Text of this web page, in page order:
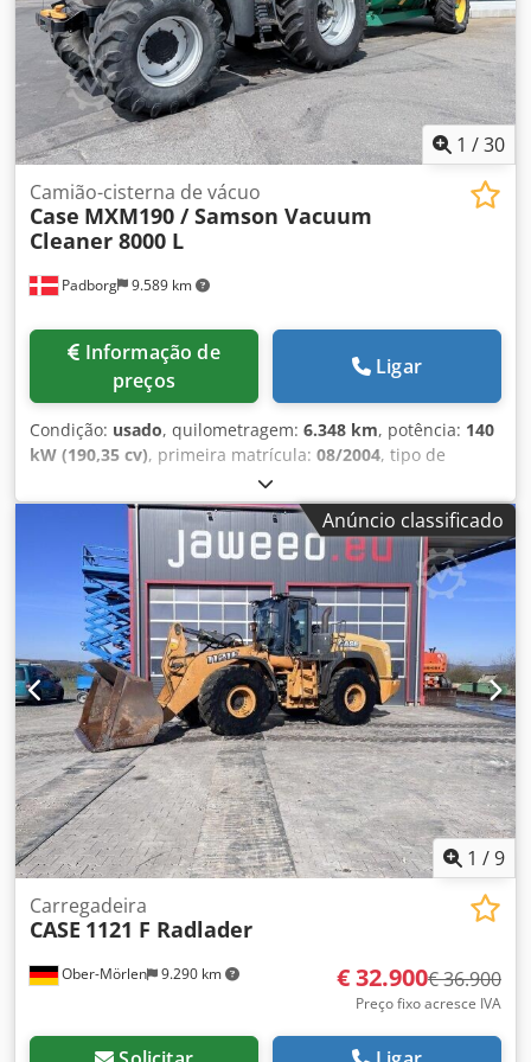
estável em ferro fundido Acionamento elétrico Mesa de
trabalho Estado: usada Aplicações: produção de livros em
capa dura, encadernadoras, gráficas, empresas de
impressão, produção de álbuns, catálogos e capas.
1 /30
Padborg 9.589 km
Camião-cisterna de vácuo
Case MXM190 / Samson Vacuum
Cleaner 8000 L
preços
Ligar
Condição: usado, quilometragem: 6.348 km, potência: 140
kW (190,35 cv), primeira matrícula: 08/2004, tipo de
, Ano de fabrico:
Modelo: MXM190 / Aspirador Samson 8000 L Csdpfx
Aleynq Dbsfsrf Ano: 2004 Condição: Boa Número de série:
ACM231045 Ref. nr.: 8084 Data de registo: Potência: 190 cv
Horas: 6348 Transmissão: Powershift total 19+6 Depósito
de diesel: 1 Capacidade do tanque: 400 L Rádio: ? Assento
pneumático: ? Freio a disco: Freio em banho de óleo
Dimensão do pneu: 600/65R25 + 650/75R38 - 520/70R34
Porcentagem de borracha restante: 60% 90% - 40% Caixa
de ferramentas: ? Sistema hidráulico: ? Fabricante do
tanque: Samson Capacidade do tanque: 8000 L Bomba de
alta pressão: 2 x HPP Capacidade alta pressão: 122 l/min -
130 bar Bomba de vácuo: Samson Controle remoto: ?
Anúncio classificado
1 /9
Ober-Mörlen 9.290 km
Carregadeira
CASE 1121 F Radlader
€ 32.900€ 36.900
Preço fixo acresce IVA